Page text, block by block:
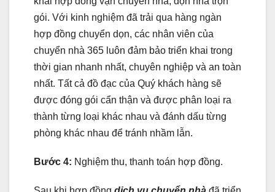
gói. Với kinh nghiệm đã trải qua hàng ngàn
hợp đồng chuyển dọn, các nhân viên của
chuyển nhà 365 luôn đảm bảo triển khai trong
thời gian nhanh nhất, chuyên nghiệp và an toàn
nhất. Tất cả đồ đạc của Quý khách hàng sẽ
được đóng gói cẩn thận và được phân loại ra
thành từng loại khác nhau và đánh dấu từng
phòng khác nhau để tránh nhầm lẫn.
Bước 4: Nghiệm thu, thanh toán hợp đồng.